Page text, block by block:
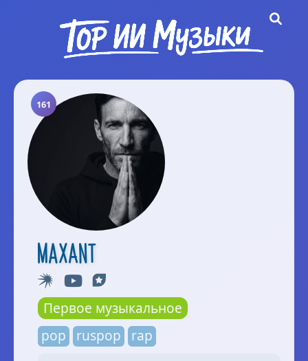
161
MaxAnt
Первое музыкальное
pop
ruspop rap